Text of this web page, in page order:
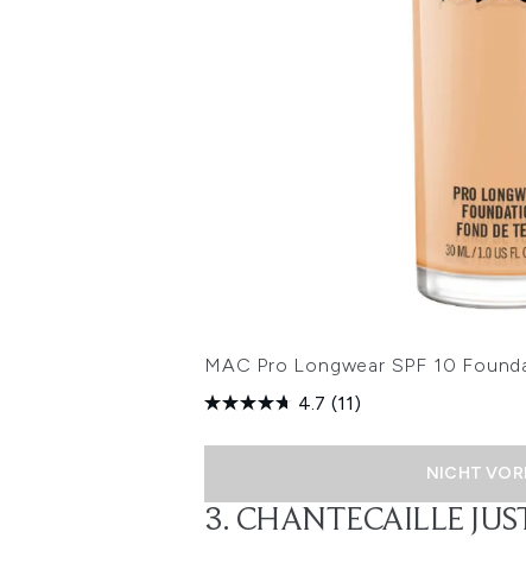
MAC Pro Longwear SPF 10
4.7 (11)
NICHT
3. CHANTECAILLE